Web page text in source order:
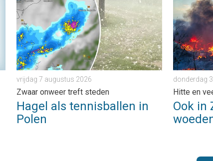
vrijdag 7 augustus 2026
Zwaar onweer treft steden
Hagel als tennisballen in
Polen
donderdag
Hitte en
Ook in